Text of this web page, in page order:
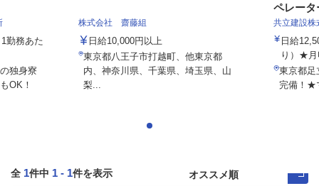
勤務あた
独身寮
OK！
株式会社 齋藤組
日給10,000円以上
東京都八王子市打越町、他東京都
内、神奈川県、千葉県、埼玉県、山
梨...
ペレータ
共立建設
日給
り）★月
東京都
完備！★
全 1件中 1 - 1件を表示